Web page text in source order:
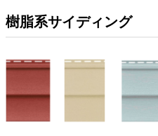
樹脂系サイディング